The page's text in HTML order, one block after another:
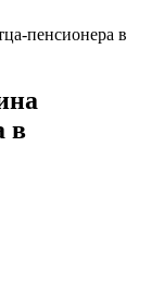
пенсионера в
в